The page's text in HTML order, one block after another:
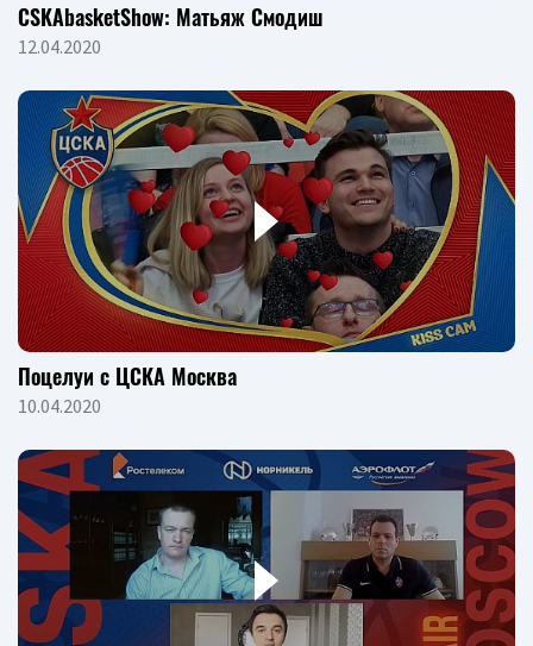
CSKAbasketShow: Матьяж Смодиш
12.04.2020
Поцелуи с ЦСКА Москва
10.04.2020